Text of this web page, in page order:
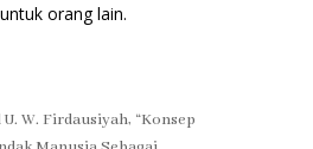
orang lain.
W. Firdausiyah, “Konsep